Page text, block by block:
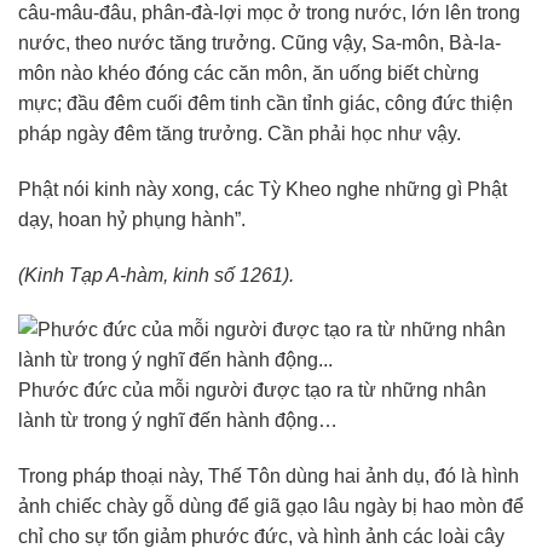
câu-mâu-đâu, phân-đà-lợi mọc ở trong nước, lớn lên trong
nước, theo nước tăng trưởng. Cũng vậy, Sa-môn, Bà-la-
môn nào khéo đóng các căn môn, ăn uống biết chừng
mực; đầu đêm cuối đêm tinh cần tỉnh giác, công đức thiện
pháp ngày đêm tăng trưởng. Cần phải học như vậy.
Phật nói kinh này xong, các Tỳ Kheo nghe những gì Phật
dạy, hoan hỷ phụng hành”.
(Kinh Tạp A-hàm, kinh số 1261).
Phước đức của mỗi người được tạo ra từ những nhân
lành từ trong ý nghĩ đến hành động…
Trong pháp thoại này, Thế Tôn dùng hai ảnh dụ, đó là hình
ảnh chiếc chày gỗ dùng để giã gạo lâu ngày bị hao mòn để
chỉ cho sự tổn giảm phước đức, và hình ảnh các loài cây